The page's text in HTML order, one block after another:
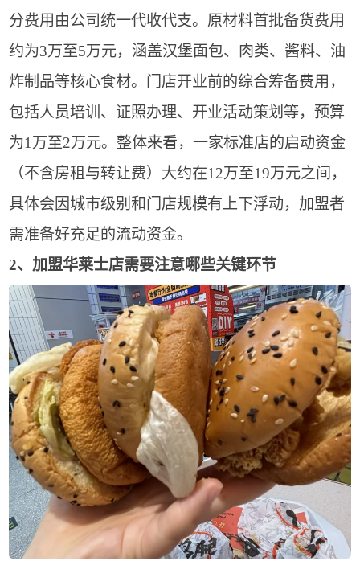
分费用由公司统一代收代支。原材料首批备货费用
约为3万至5万元，涵盖汉堡面包、肉类、酱料、油
炸制品等核心食材。门店开业前的综合筹备费用，
包括人员培训、证照办理、开业活动策划等，预算
为1万至2万元。整体来看，一家标准店的启动资金
（不含房租与转让费）大约在12万至19万元之间，
具体会因城市级别和门店规模有上下浮动，加盟者
需准备好充足的流动资金。
2、加盟华莱士店需要注意哪些关键环节